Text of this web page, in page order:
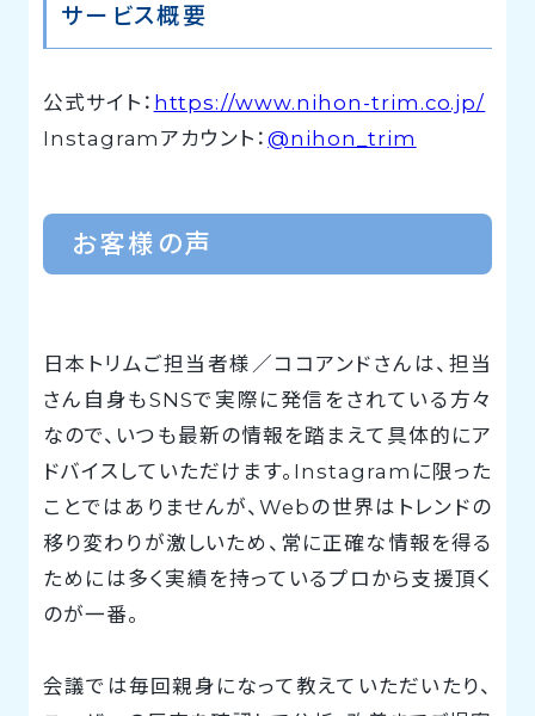
サービス概要
公式サイト： https://www.nihon-trim.co.jp/
Instagramアカウント：@nihon_trim
お客様の声
日本トリムご担当者様／ココアンドさんは、担当
さん自身もSNSで実際に発信をされている方々
なので、いつも最新の情報を踏まえて具体的にア
ドバイスしていただけます。Instagramに限った
ことではありませんが、Webの世界はトレンドの
移り変わりが激しいため、常に正確な情報を得る
ためには多く実績を持っているプロから支援頂く
のが一番。
会議では毎回親身になって教えていただいたり、